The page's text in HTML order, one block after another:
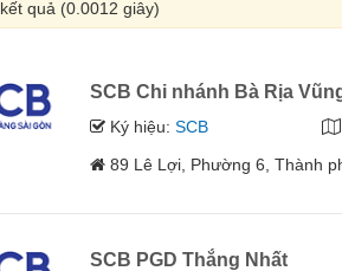
kết quả (0.0012 giây)
SCB Chi nhánh Bà Rịa
Ký hiệu:SCB
89 Lê Lợi, Phường 6, Thành
SCB PGD Thắng Nhất